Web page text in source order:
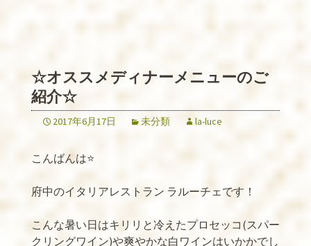
☆オススメディナーメニューのご
紹介☆
2017年6月17日 未分類 la-luce
こんばんは⭐️
府中のイタリアレストラン ラルーチェです！
こんな暑い日はキリリと冷えたプロセッコ(スパー
クリングワイン)や爽やかな白ワインはいかかでし